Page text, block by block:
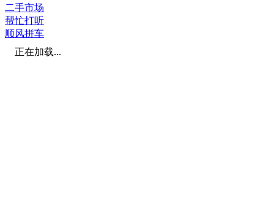
二手市场
帮忙打听
顺风拼车
正在加载...